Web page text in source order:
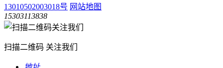
13010502003018号 网站地图
15303113838
扫描二维码 关注我们